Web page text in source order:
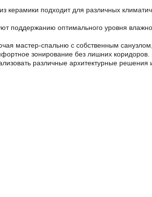
керамики подходит для различных
поддержанию оптимального уровня
мастер-спальню с собственным
зонирование без лишних коридоров.
различные архитектурные решения